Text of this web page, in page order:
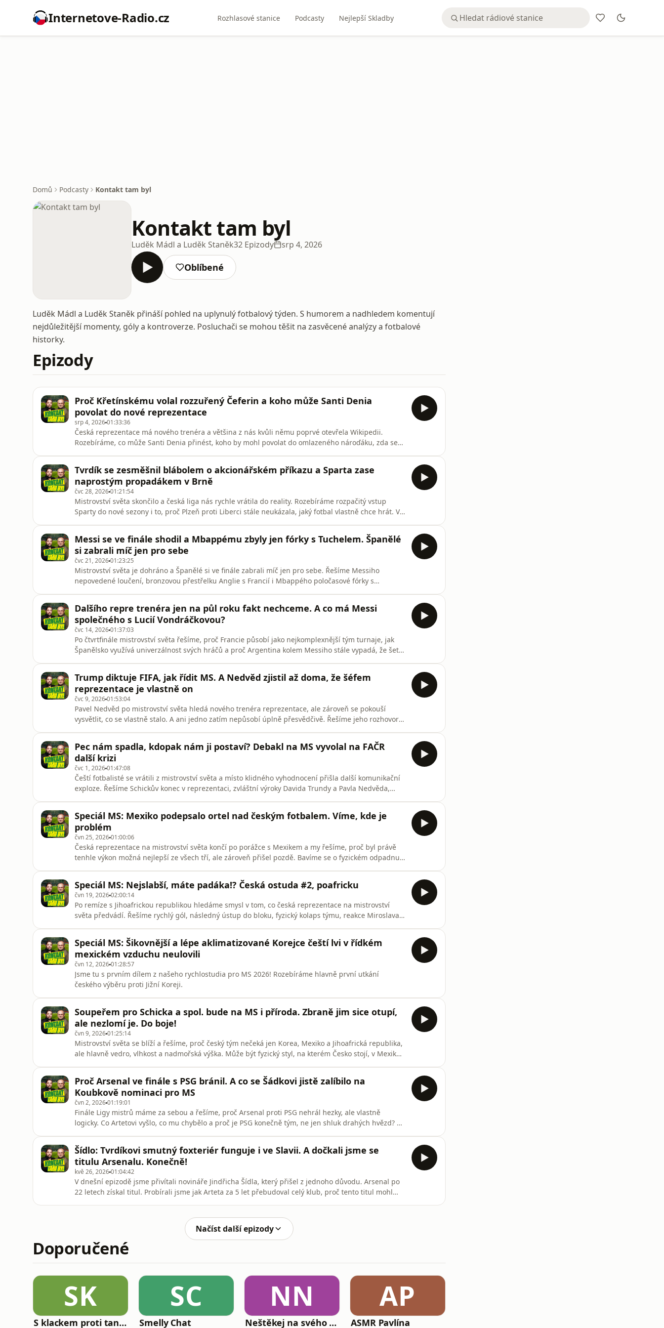
Internetove-Radio.cz Rozhlasové stanice Podcasty Nejlepší Skladby
Domů Podcasty Kontakt tam byl
Kontakt tam byl
Luděk Mádl a Luděk Staněk32 Epizody srp 4, 2026
Oblíbené
Luděk Mádl a Luděk Staněk přináší pohled na uplynulý fotbalový týden. S humorem a nadhledem komentují
nejdůležitější momenty, góly a kontroverze. Posluchači se mohou těšit na zasvěcené analýzy a fotbalové
historky.
Epizody
Proč Křetínskému volal rozzuřený Čeferin a koho může Santi Denia
povolat do nové reprezentace
srp 4, 202601:33:36
Česká reprezentace má nového trenéra a většina z nás kvůli němu poprvé otevřela Wikipedii.
Rozebíráme, co může Santi Denia přinést, koho by mohl povolat do omlazeného nároďáku, zda se
fotbalu soukromým inve
Tvrdík se zesměšnil blábolem o akcionářském příkazu a Sparta zase
naprostým propadákem v Brně
čvc 28, 202601:21:54
Mistrovství světa skončilo a česká liga nás rychle vrátila do reality. Rozebíráme rozpačitý vstup
Sparty do nové sezony i to, proč Plzeň proti Liberci stále neukázala, jaký fotbal vlastně chce hrát. Ve
vydrželo 73 dní, a fanoušci si kvůli zavřenému stadionu údajně půjčovali děti. Nakonec řešíme
možný přestu
Messi se ve finále shodil a Mbappému zbyly jen fórky s Tuchelem. Španělé
si zabrali míč jen pro sebe
čvc 21, 202601:23:25
Mistrovství světa je dohráno a Španělé si ve finále zabrali míč jen pro sebe. Řešíme Messiho
nepovedené loučení, bronzovou přestřelku Anglie s Francií i Mbappého poločasové fórky s
Dalšího repre trenéra jen na půl roku fakt nechceme. A co má Messi
společného s Lucií Vondráčkovou?
čvc 14, 202601:37:03
Po čtvrtfinále mistrovství světa řešíme, proč Francie působí jako nejkomplexnější tým turnaje, jak
Španělsko využívá univerzálnost svých hráčů a proč Argentina kolem Messiho stále vypadá, že šetří
hledání nov
Trump diktuje FIFA, jak řídit MS. A Nedvěd zjistil až doma, že šéfem
reprezentace je vlastně on
čvc 9, 202601:53:04
Pavel Nedvěd po mistrovství světa hledá nového trenéra reprezentace, ale zároveň se pokouší
vysvětlit, co se vlastně stalo. A ani jedno zatím nepůsobí úplně přesvědčivě. Řešíme jeho rozhovor
to, jestli má český fotbal hledat spasitele v cizině, nebo nakonec zase skončí u někoho volného
doma. K tomu p
Pec nám spadla, kdopak nám ji postaví? Debakl na MS vyvolal na FAČR
další krizi
čvc 1, 202601:47:08
Čeští fotbalisté se vrátili z mistrovství světa a místo klidného vyhodnocení přišla další komunikační
exploze. Řešíme Schickův konec v reprezentaci, zvláštní výroky Davida Trundy a Pavla Nedvěda,
bez Česka, německý
Speciál MS: Mexiko podepsalo ortel nad českým fotbalem. Víme, kde je
problém
čvn 25, 202601:00:06
Česká reprezentace na mistrovství světa končí po porážce s Mexikem a my řešíme, proč byl právě
tenhle výkon možná nejlepší ze všech tří, ale zároveň přišel pozdě. Bavíme se o fyzickém odpadnutí
český fotbal na světové scéně tak zaostává. Vracíme se i ke kauze Karviná, možné ztrátě evropského
místa a
Speciál MS: Nejslabší, máte padáka!? Česká ostuda #2, poafricku
čvn 19, 202602:00:14
Po remíze s Jihoafrickou republikou hledáme smysl v tom, co česká reprezentace na mistrovství
světa předvádí. Řešíme rychlý gól, následný ústup do bloku, fyzický kolaps týmu, reakce Miroslava
přidáváme dojmy z dalších zápasů MS, Ronaldovu portugalskou past, Messiho přirozenou
genialitu, reklamní pauz
Speciál MS: Šikovnější a lépe aklimatizované Korejce čeští lvi v řídkém
mexickém vzduchu neulovili
čvn 12, 202601:28:57
Jsme tu s prvním dílem z našeho rychlostudia pro MS 2026! Rozebíráme hlavně první utkání
českého výběru proti Jižní Koreji.
Soupeřem pro Schicka a spol. bude na MS i příroda. Zbraně jim sice otupí,
ale nezlomí je. Do boje!
čvn 9, 202601:25:14
Mistrovství světa se blíží a řešíme, proč český tým nečeká jen Korea, Mexiko a Jihoafrická republika,
ale hlavně vedro, vlhkost a nadmořská výška. Může být fyzický styl, na kterém Česko stojí, v Mexiku
pohárové následky, Křetínského šanci ve West Hamu i to, jak se z reprezentací stává globální směs
hráč
Proč Arsenal ve finále s PSG bránil. A co se Šádkovi jistě zalíbilo na
Koubkově nominaci pro MS
čvn 2, 202601:19:01
Finále Ligy mistrů máme za sebou a řešíme, proč Arsenal proti PSG nehrál hezky, ale vlastně
logicky. Co Artetovi vyšlo, co mu chybělo a proč je PSG konečně tým, ne jen shluk drahých hvězd? K
pragmatismus, návrat Chorého s Douděrou i to, proč Česko nejede do Mexika hrát krásně, ale
přežít.
Šídlo: Tvrdíkovi smutný foxteriér funguje i ve Slavii. A dočkali jsme se
titulu Arsenalu. Konečně!
kvě 26, 202601:04:42
V dnešní epizodě jsme přivítali novináře Jindřicha Šídla, který přišel z jednoho důvodu. Arsenal po
22 letech získal titul. Probírali jsme jak Arteta za 5 let přebudoval celý klub, proč tento titul mohl
Načíst další epizody
Doporučené
SK
S klackem proti tankům
SC
Smelly Chat
NN
Neštěkej na svého psa
AP
ASMR Pavlína